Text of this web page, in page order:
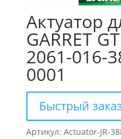
Актуатор
GARRET
2061-016-
0001
Быстрый
Артикул: Actuator-JR-